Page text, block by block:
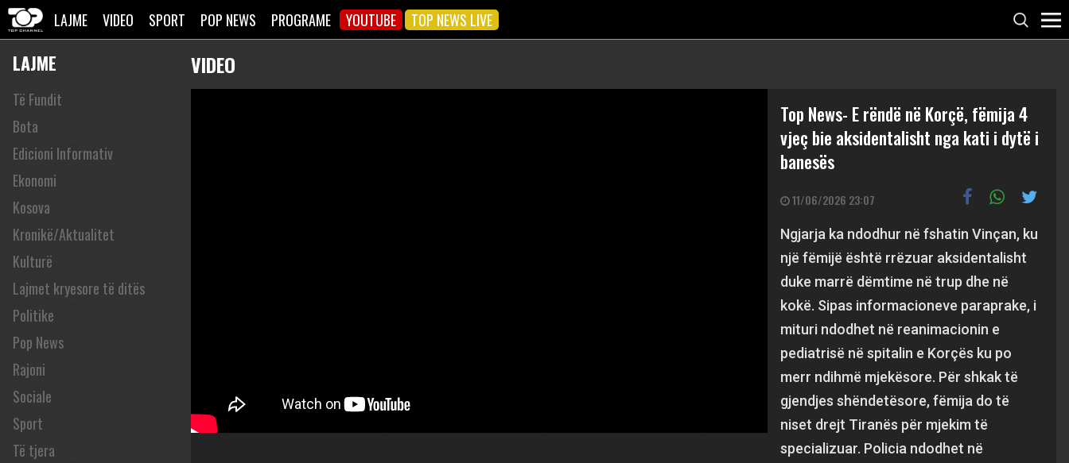
LAJME VIDEO SPORT POP NEWS PROGRAME YOUTUBE TOP NEWS LIVE
LAJME
Të Fundit
Bota
Edicioni Informativ
Ekonomi
Kosova
Kronikë/Aktualitet
Kulturë
Lajmet kryesore të ditës
Politike
Pop News
Rajoni
Sociale
Sport
Të tjera
VIDEO
Top News- E rëndë në Korçë, fëmija 4
vjeç bie aksidentalisht nga kati i dytë i
banesës
11/06/2026 23:07
Ngjarja ka ndodhur në fshatin Vinçan, ku
një fëmijë është rrëzuar aksidentalisht
duke marrë dëmtime në trup dhe në
kokë. Sipas informacioneve paraprake, i
mituri ndodhet në reanimacionin e
pediatrisë në spitalin e Korçës ku po
merr ndihmë mjekësore. Për shkak të
gjendjes shëndetësore, fëmija do të
niset drejt Tiranës për mjekim të
specializuar. Policia ndodhet në